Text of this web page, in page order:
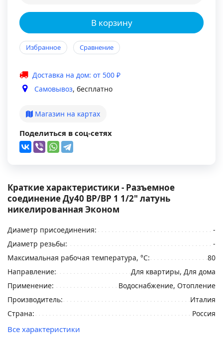
В корзину
Избранное Сравнение
Доставка на дом: от 500 ₽
Самовывоз, бесплатно
Магазин на картах
Поделиться в соц-сетях
Краткие характеристики - Разъемное
соединение Ду40 ВР/ВР 1 1/2" латунь
никелированная Эконом
Диаметр присоединения:
-
Диаметр резьбы:
-
Максимальная рабочая температура, °С:
80
Направление:
Для квартиры, Для дома
Применение:
Водоснабжение, Отопление
Производитель:
Италия
Страна:
Россия
Все характеристики